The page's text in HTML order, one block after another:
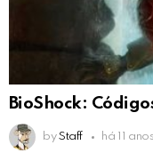
BioShock:
by Staff há 11 anos